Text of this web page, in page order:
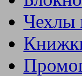
Чехлы